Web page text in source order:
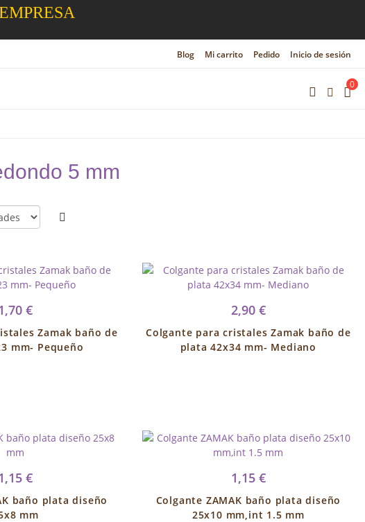
Blog Mi carrito Pedido Inicio de sesión
0
5 mm
€
Zamak baño de
mm- Pequeño
2,90 €
Colgante para cristales Zamak baño de
plata 42x34 mm- Mediano
€
baño plata diseño
mm
1,15 €
Colgante ZAMAK baño plata diseño
25x10 mm,int 1.5 mm